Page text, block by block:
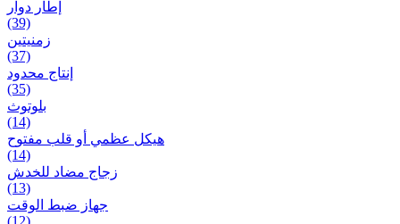
إطار دوار
(39)
زمنیتین
(37)
إنتاج محدود
(35)
بلوتوث
(14)
هيكل عظمي أو قلب مفتوح
(14)
زجاج مضاد للخدش
(13)
جهاز ضبط الوقت
(12)